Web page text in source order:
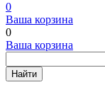
0
Ваша корзина
0
Ваша корзина
Найти